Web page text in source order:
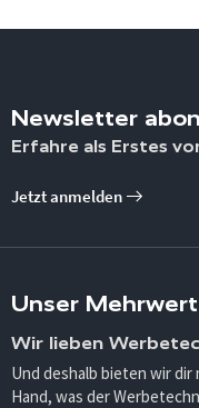
Newsletter
Erfahre als Erstes
Jetzt anmelden
Unser Mehrwert
Wir lieben
Und deshalb bieten wir dir
Hand, was der